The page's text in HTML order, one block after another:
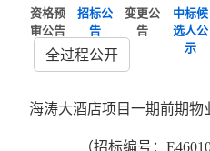
资格预
审公告
招标公
告
变更公
告
中标候
选人公
示
全过程公开
海涛大酒店项目一期前期
（招标编号：